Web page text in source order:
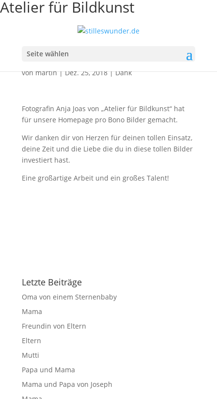
Seite wählen
Atelier für Bildkunst
Atelier für Bildkunst
vonmartin|Dez. 25, 2018|Dank
Fotografin Anja Joas von „Atelier für Bildkunst“ hat
für unsere Homepage pro Bono Bilder gemacht.
Wir danken dir von Herzen für deinen tollen Einsatz,
deine Zeit und die Liebe die du in diese tollen Bilder
investiert hast.
Eine großartige Arbeit und ein großes Talent!
Letzte Beiträge
Oma von einem Sternenbaby
Mama
Freundin von Eltern
Eltern
Mutti
Papa und Mama
Mama und Papa von Joseph